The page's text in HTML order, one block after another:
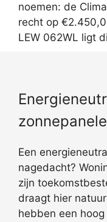
noemen: de
recht op
LEW 062WL ligt
Een
nagedacht?
zijn
draagt hier
hebben een